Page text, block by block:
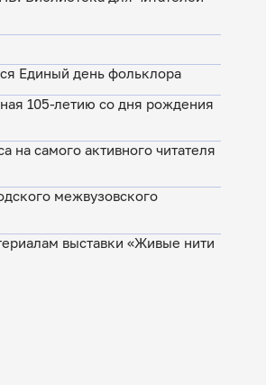
Единый день фольклора
105-летию со дня рождения
на самого активного читателя
межвузовского
выставки «Живые нити